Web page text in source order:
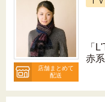
店舗まとめて
配送
「
赤